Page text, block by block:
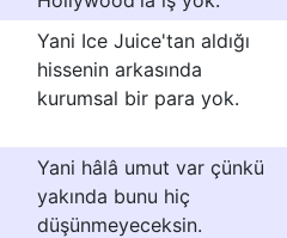
Yani Ice Juice'tan aldığı
hissenin arkasında
kurumsal bir para yok.
Yani hâlâ umut var çünkü
yakında bunu hiç
düşünmeyeceksin.